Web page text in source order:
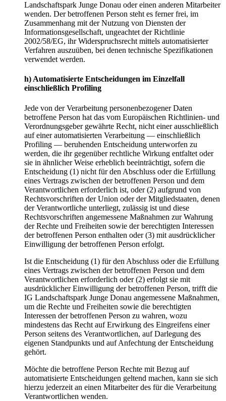
Landschaftspark Junge Donau oder einen anderen Mitarbeiter
wenden. Der betroffenen Person steht es ferner frei, im
Zusammenhang mit der Nutzung von Diensten der
Informationsgesellschaft, ungeachtet der Richtlinie
2002/58/EG, ihr Widerspruchsrecht mittels automatisierter
Verfahren auszuüben, bei denen technische Spezifikationen
verwendet werden.
h) Automatisierte Entscheidungen im Einzelfall
einschließlich Profiling
Jede von der Verarbeitung personenbezogener Daten
betroffene Person hat das vom Europäischen Richtlinien- und
Verordnungsgeber gewährte Recht, nicht einer ausschließlich
auf einer automatisierten Verarbeitung — einschließlich
Profiling — beruhenden Entscheidung unterworfen zu
werden, die ihr gegenüber rechtliche Wirkung entfaltet oder
sie in ähnlicher Weise erheblich beeinträchtigt, sofern die
Entscheidung (1) nicht für den Abschluss oder die Erfüllung
eines Vertrags zwischen der betroffenen Person und dem
Verantwortlichen erforderlich ist, oder (2) aufgrund von
Rechtsvorschriften der Union oder der Mitgliedstaaten, denen
der Verantwortliche unterliegt, zulässig ist und diese
Rechtsvorschriften angemessene Maßnahmen zur Wahrung
der Rechte und Freiheiten sowie der berechtigten Interessen
der betroffenen Person enthalten oder (3) mit ausdrücklicher
Einwilligung der betroffenen Person erfolgt.
Ist die Entscheidung (1) für den Abschluss oder die Erfüllung
eines Vertrags zwischen der betroffenen Person und dem
Verantwortlichen erforderlich oder (2) erfolgt sie mit
ausdrücklicher Einwilligung der betroffenen Person, trifft die
IG Landschaftspark Junge Donau angemessene Maßnahmen,
um die Rechte und Freiheiten sowie die berechtigten
Interessen der betroffenen Person zu wahren, wozu
mindestens das Recht auf Erwirkung des Eingreifens einer
Person seitens des Verantwortlichen, auf Darlegung des
eigenen Standpunkts und auf Anfechtung der Entscheidung
gehört.
Möchte die betroffene Person Rechte mit Bezug auf
automatisierte Entscheidungen geltend machen, kann sie sich
hierzu jederzeit an einen Mitarbeiter des für die Verarbeitung
Verantwortlichen wenden.